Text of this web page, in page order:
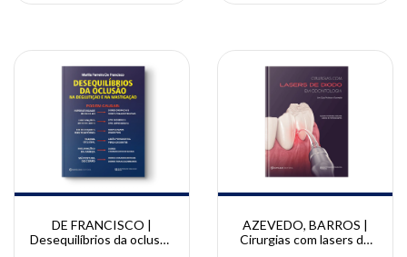
DE FRANCISCO |
Desequilíbrios da oclusão
AZEVEDO, BARROS |
Cirurgias com lasers de